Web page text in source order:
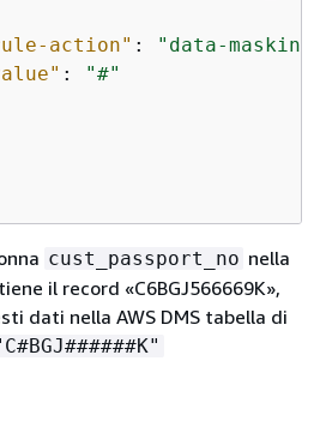
action" :
"data-
:
"#"
cust_passport_no nella
il record «C6BGJ566669K»,
dati nella AWS DMS tabella di